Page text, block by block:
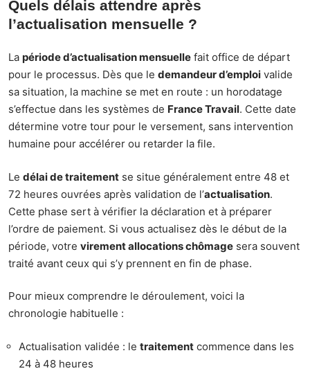
Quels délais attendre après
l’actualisation mensuelle ?
La période d’actualisation mensuelle fait office de départ
pour le processus. Dès que le demandeur d’emploi valide
sa situation, la machine se met en route : un horodatage
s’effectue dans les systèmes de France Travail. Cette date
détermine votre tour pour le versement, sans intervention
humaine pour accélérer ou retarder la file.
Le délai de traitement se situe généralement entre 48 et
72 heures ouvrées après validation de l’actualisation.
Cette phase sert à vérifier la déclaration et à préparer
l’ordre de paiement. Si vous actualisez dès le début de la
période, votre virement allocations chômage sera souvent
traité avant ceux qui s’y prennent en fin de phase.
Pour mieux comprendre le déroulement, voici la
chronologie habituelle :
Actualisation validée : le traitement commence dans les
24 à 48 heures